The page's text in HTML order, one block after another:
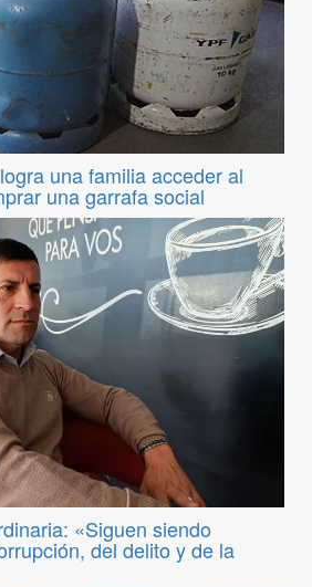
una familia acceder al
una garrafa social
«Siguen siendo
del delito y de la